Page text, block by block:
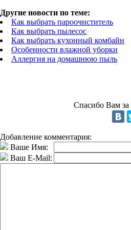
Другие новости по теме:
Как выбрать пароочиститель
Как выбрать пылесос
Как выбрать кухонный комбайн
Особенности влажной уборки
Аллергия на домашнюю пыль
Спасибо Вам за
Добавление комментария:
Ваше Имя:
Ваш E-Mail: